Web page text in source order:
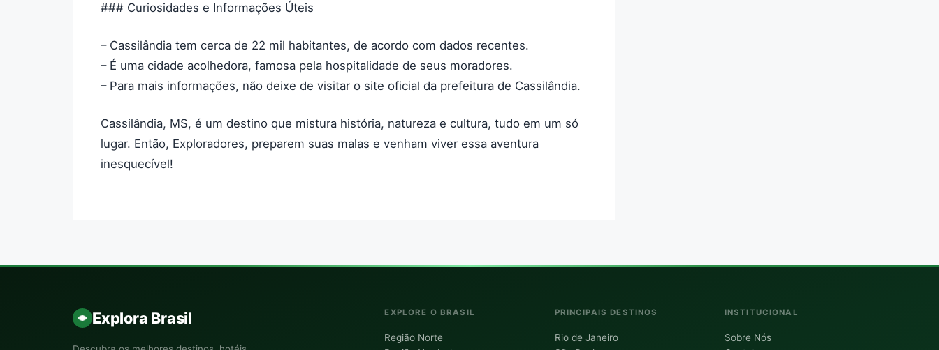
### Curiosidades e Informações Úteis
– Cassilândia tem cerca de 22 mil habitantes, de acordo com dados recentes.
– É uma cidade acolhedora, famosa pela hospitalidade de seus moradores.
– Para mais informações, não deixe de visitar o site oficial da prefeitura de Cassilândia.
Cassilândia, MS, é um destino que mistura história, natureza e cultura, tudo em um só
lugar. Então, Exploradores, preparem suas malas e venham viver essa aventura
inesquecível!
Explora Brasil EXPLORE O BRASIL
Região Norte
PRINCIPAIS DESTINOS
Rio de Janeiro
INSTITUCIONAL
Sobre Nós